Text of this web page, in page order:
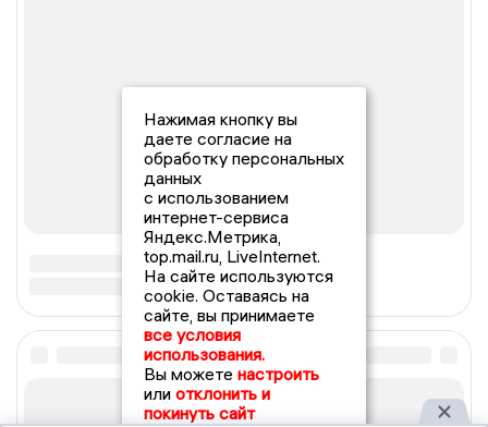
Нажимая кнопку вы
даете согласие на
обработку персональных
данных
с использованием
интернет-сервиса
Яндекс.Метрика,
top.mail.ru, LiveInternet.
На сайте используются
cookie. Оставаясь на
сайте, вы принимаете
все условия
использования.
Вы можете настроить
или отклонить и
покинуть сайт